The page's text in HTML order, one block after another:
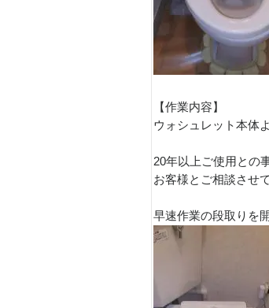
【作業内容】
ウォシュレット本体
20年以上ご使用との
お客様とご相談させ
早速作業の段取りを